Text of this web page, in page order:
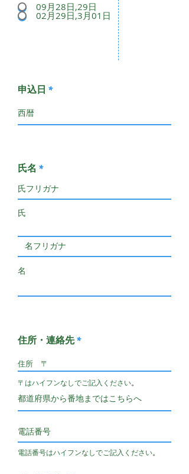
09月28日,29日
02月29日,3月01日
申込日
氏名
住所・連絡先
​〒はハイフンなしでご記入ください。
電話番号はハイフンなしでご記入ください。